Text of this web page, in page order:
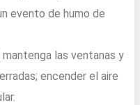
evento de humo de
las ventanas y
encender el aire